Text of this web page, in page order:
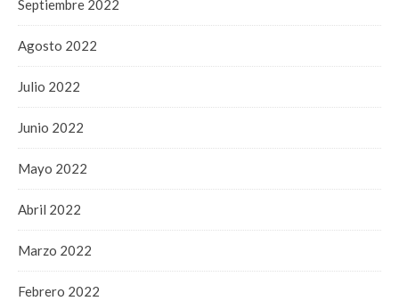
Septiembre 2022
Agosto 2022
Julio 2022
Junio 2022
Mayo 2022
Abril 2022
Marzo 2022
Febrero 2022